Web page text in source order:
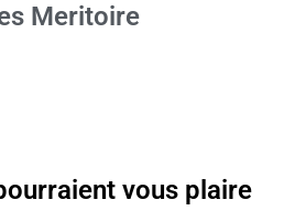
Meritoire
vous plaire